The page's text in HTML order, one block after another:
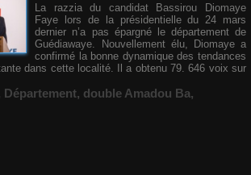
La razzia du candidat Bassirou Diomaye
Faye lors de la présidentielle du 24 mars
dernier n’a pas épargné le département de
Guédiawaye. Nouvellement élu, Diomaye a
confirmé la bonne dynamique des tendances
dans cette localité. Il a obtenu 79. 646 voix sur
Département, double Amadou Ba,